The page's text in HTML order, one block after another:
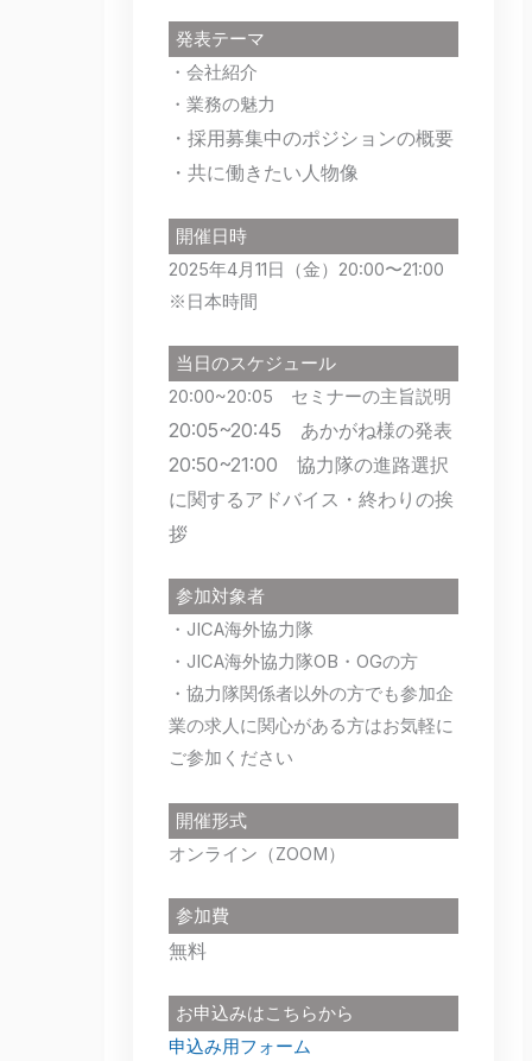
発表テーマ
・会社紹介
・業務の魅力
・採用募集中のポジションの概要
・共に働きたい人物像
開催日時
2025年4月11日（金）20:00〜21:00
※日本時間
当日のスケジュール
20:00~20:05 セミナーの主旨説明
20:05~20:45 あかがね様の発表
20:50~21:00 協力隊の進路選択
に関するアドバイス・終わりの挨
拶
参加対象者
・JICA海外協力隊
・JICA海外協力隊OB・OGの方
・協力隊関係者以外の方でも参加企
業の求人に関心がある方はお気軽に
ご参加ください
開催形式
オンライン（ZOOM）
参加費
無料
お申込みはこちらから
申込み用フォーム